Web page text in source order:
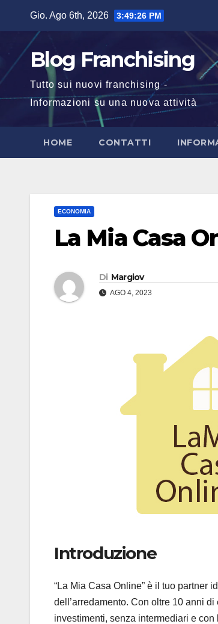
contenuto
Gio. Ago 6th, 2026 3:49:27 PM
Blog Franchising
Tutto sui nuovi franchising -
Informazioni su una nuova attività
HOME CONTATTI
ECONOMIA
La Mia Casa
Di Margiov
AGO 4, 2023
Introduzione
“La Mia Casa Online” è il tuo partner
dell’arredamento. Con oltre 10 anni
investimenti, senza intermediari e